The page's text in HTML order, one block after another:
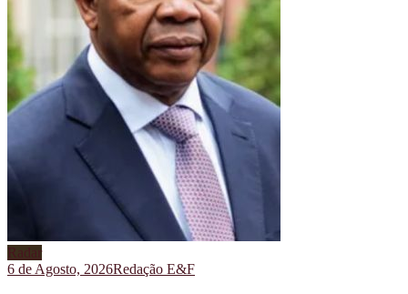
Radar
6 de Agosto, 2026Redação E&F